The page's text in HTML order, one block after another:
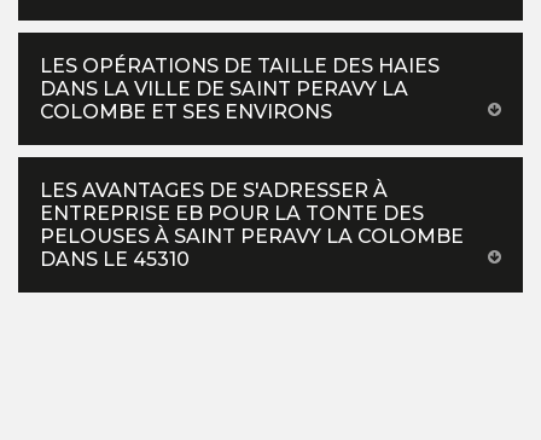
LES OPÉRATIONS DE TAILLE DES HAIES
DANS LA VILLE DE SAINT PERAVY LA
COLOMBE ET SES ENVIRONS
LES AVANTAGES DE S'ADRESSER À
ENTREPRISE EB POUR LA TONTE DES
PELOUSES À SAINT PERAVY LA COLOMBE
DANS LE 45310